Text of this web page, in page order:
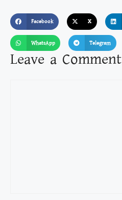
Facebook X
WhatsApp Telegram
Leave a Comment